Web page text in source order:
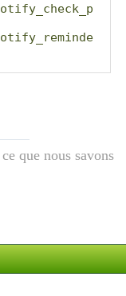
que nous savons